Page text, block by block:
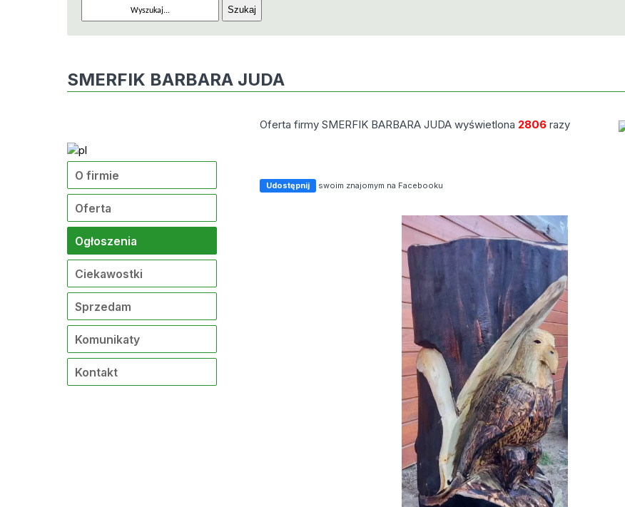
SMERFIK BARBARA JUDA
O firmie
Oferta
Ogłoszenia
Ciekawostki
Sprzedam
Komunikaty
Kontakt
Oferta firmy SMERFIK BARBARA JUDA wyświetlona 2806 razy
Udostępnij swoim znajomym na Facebooku